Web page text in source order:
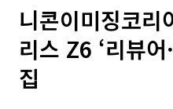
니콘이미징코리
리스 Z6 ‘리뷰
집